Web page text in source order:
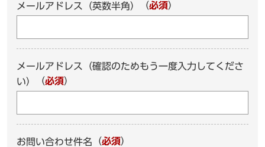
メールアドレス（英数半角） （必須）
メールアドレス（確認のためもう一度入力してくださ
い）
（必須）
お問い合わせ件名 （必須）